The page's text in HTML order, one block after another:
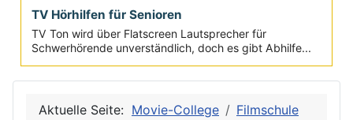
TV Hörhilfen für Senioren
TV Ton wird über Flatscreen Lautsprecher für
Schwerhörende unverständlich, doch es gibt Abhilfe...
Aktuelle Seite: Movie-College
Filmschule